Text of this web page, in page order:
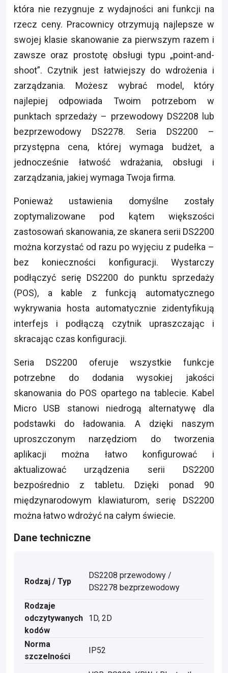
która nie rezygnuje z wydajności ani funkcji na
rzecz ceny. Pracownicy otrzymują najlepsze w
swojej klasie skanowanie za pierwszym razem i
zawsze oraz prostotę obsługi typu „point-and-
shoot”. Czytnik jest łatwiejszy do wdrożenia i
zarządzania. Możesz wybrać model, który
najlepiej odpowiada Twoim potrzebom w
punktach sprzedaży – przewodowy DS2208 lub
bezprzewodowy DS2278. Seria DS2200 –
przystępna cena, której wymaga budżet, a
jednocześnie łatwość wdrażania, obsługi i
zarządzania, jakiej wymaga Twoja firma.
Ponieważ ustawienia domyślne zostały
zoptymalizowane pod kątem większości
zastosowań skanowania, ze skanera serii DS2200
można korzystać od razu po wyjęciu z pudełka –
bez konieczności konfiguracji. Wystarczy
podłączyć serię DS2200 do punktu sprzedaży
(POS), a kable z funkcją automatycznego
wykrywania hosta automatycznie zidentyfikują
interfejs i podłączą czytnik upraszczając i
skracając czas konfiguracji.
Seria DS2200 oferuje wszystkie funkcje
potrzebne do dodania wysokiej jakości
skanowania do POS opartego na tablecie. Kabel
Micro USB stanowi niedrogą alternatywę dla
podstawki do ładowania. A dzięki naszym
uproszczonym narzędziom do tworzenia
aplikacji można łatwo konfigurować i
aktualizować urządzenia serii DS2200
bezpośrednio z tabletu. Dzięki ponad 90
międzynarodowym klawiaturom, serię DS2200
można łatwo wdrożyć na całym świecie.
Dane techniczne
Rodzaj / Typ
DS2208 przewodowy /
DS2278 bezprzewodowy
Rodzaje
odczytywanych
kodów
1D, 2D
Norma
szczelności
IP52